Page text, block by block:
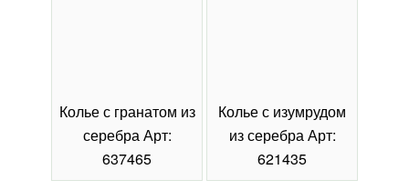
Колье с гранатом из
серебра Арт:
637465
Колье с изумрудом
из серебра Арт:
621435